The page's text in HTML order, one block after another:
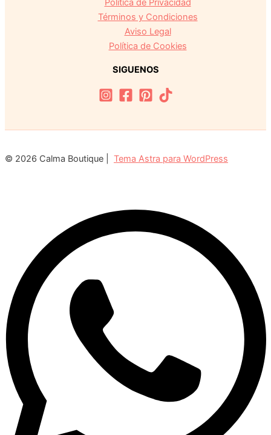
Política de Privacidad
Términos y Condiciones
Aviso Legal
Política de Cookies
SIGUENOS
© 2026 Calma Boutique | Tema Astra para WordPress